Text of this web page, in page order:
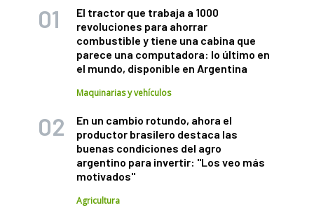
El tractor que trabaja a 1000
revoluciones para ahorrar
combustible y tiene una cabina que
parece una computadora: lo último en
el mundo, disponible en Argentina
Maquinarias y vehículos
En un cambio rotundo, ahora el
productor brasilero destaca las
buenas condiciones del agro
argentino para invertir: "Los veo más
motivados"
Agricultura